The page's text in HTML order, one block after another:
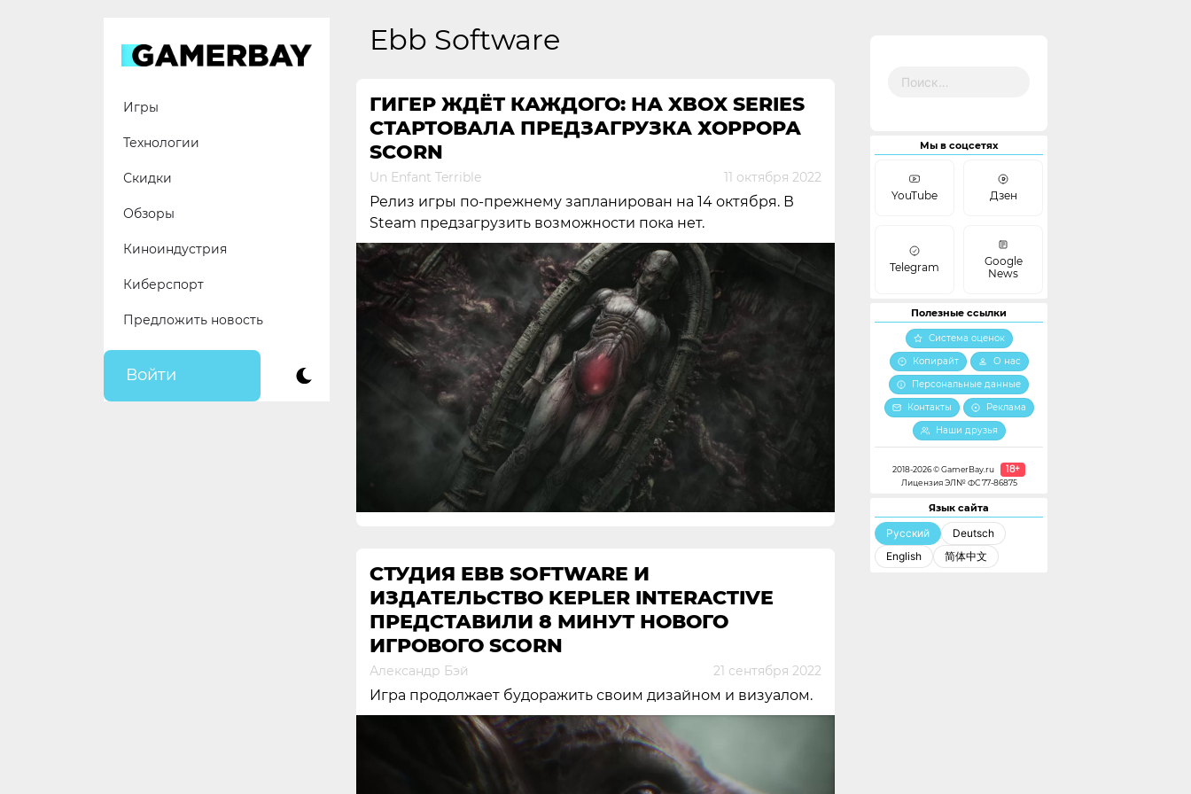
Игры
Технологии
Скидки
Обзоры
Киноиндустрия
Киберспорт
Предложить новость
Войти
Ebb Software
ГИГЕР ЖДЁТ КАЖДОГО: НА XBOX SERIES
СТАРТОВАЛА ПРЕДЗАГРУЗКА ХОРРОРА
SCORN
Un Enfant Terrible 11 октября 2022
Релиз игры по-прежнему запланирован на 14 октября. В
Steam предзагрузить возможности пока нет.
СТУДИЯ EBB SOFTWARE И
ИЗДАТЕЛЬСТВО KEPLER INTERACTIVE
ПРЕДСТАВИЛИ 8 МИНУТ НОВОГО
ИГРОВОГО SCORN
Александр Бэй 21 сентября 2022
Игра продолжает будоражить своим дизайном и визуалом.
Мы в соцсетях
YouTube Дзен
Telegram
Google
News
Полезные ссылки
Система оценок
Копирайт
О нас
Персональные данные
Контакты
Реклама
Наши друзья
2018-2026 © GamerBay.ru 18+
Лицензия ЭЛ№ ФС 77-86875
Язык сайта
Русский
Deutsch
English
简体中文